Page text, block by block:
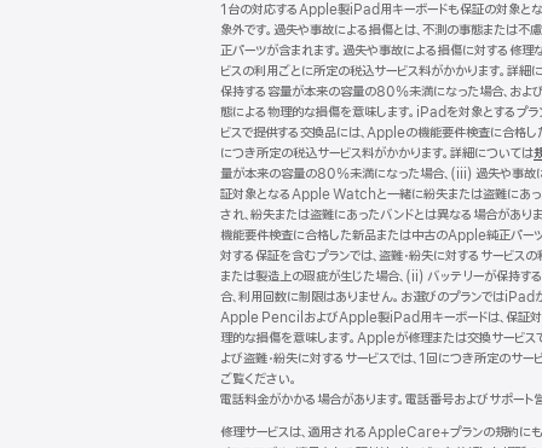
タ
ー
1台の対応するApple製iPad用キーボードも保証の対象と
象外です。過失や事故による損傷とは、不測の事態または
正パーツが含まれます。過失や事故による損傷に対する修理
ビスの利用ごとに所定の税込サービス料がかかります。詳細
保持する容量が本来の容量の80%未満になった場合、およ
態による物理的な損傷を意味します。iPadを対象とする
ビスで提供する交換品には、Appleの機能要件検査に合格し
につき所定の税込サービス料がかかります。詳細については
量が本来の容量の80%未満になった場合、(iii) 過失や事故
証対象となるApple Watchと一緒に紛失または盗難にあっ
され、紛失または盗難にあったバンドとは異なる場合があ
機能要件検査に合格した新品または中古のApple純正パーツ
対する保証を含むプランでは、盗難・紛失に対するサービス
または製造上の瑕疵が生じた場合、(ii) バッテリーが保持
合、利用回数に制限はありません。お選びのプランでは
Apple PencilおよびApple製iPad用キーボードは、保証対
理的な損傷を意味します。Appleが修理または交換サービ
よび盗難・紛失に対するサービスでは、1回につき所定のサ
ご覧ください。
電話料金がかかる場合があります。電話番号およびサポート
修理サービスは、適用されるAppleCare+プランの規約に